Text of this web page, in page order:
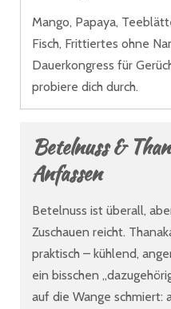
Mango, Papaya,
Fisch, Frittiertes ohne
Dauerkongress für
probiere dich durch.
Betelnuss &
Anfassen
Betelnuss ist überall,
Zuschauen reicht.
praktisch – kühlend,
ein bisschen
auf die Wange schmiert: